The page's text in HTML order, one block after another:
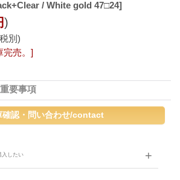
/ White gold 47□24]
別)
)
完売。]
要事項
入したい